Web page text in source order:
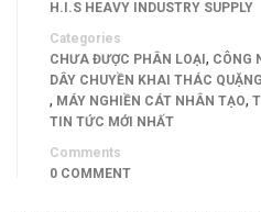
H.I.S HEAVY INDUSTRY SUPPLY
Categories
CHƯA ĐƯỢC PHÂN LOẠI , CÔNG
DÂY CHUYỀN KHAI THÁC QUẶNG
, MÁY NGHIỀN CÁT NHÂN TẠO,
TIN TỨC MỚI NHẤT
Comments
0 COMMENT